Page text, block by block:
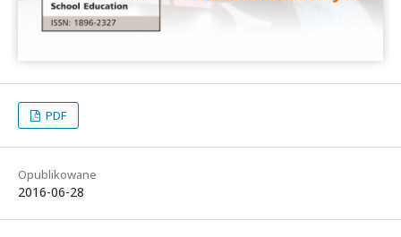
PDF
Opublikowane
2016-06-28